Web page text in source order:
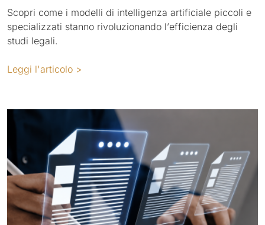
Scopri come i modelli di intelligenza artificiale piccoli e
specializzati stanno rivoluzionando l’efficienza degli
studi legali.
Leggi l'articolo >